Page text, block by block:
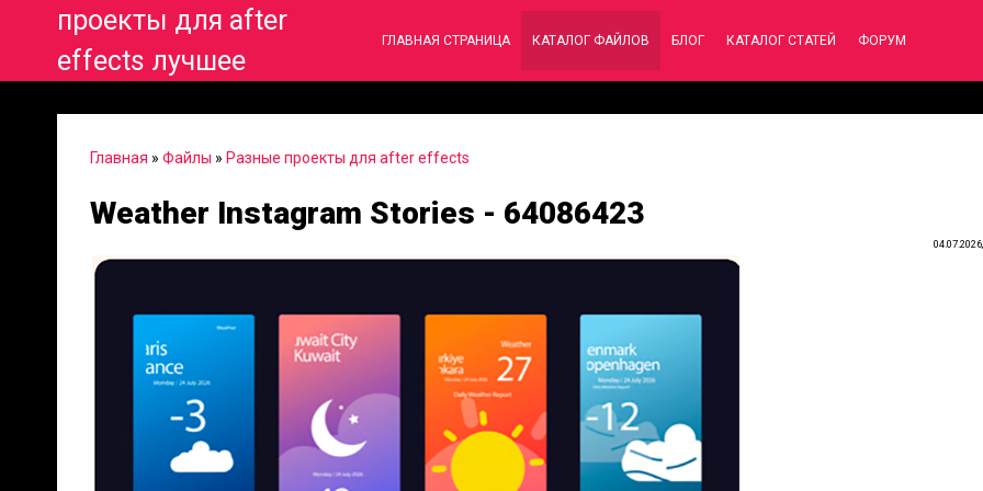
проекты для after
effects лучшее
ГЛАВНАЯ СТРАНИЦА КАТАЛОГ ФАЙЛОВ БЛОГ КАТАЛОГ СТАТЕЙ ФОРУМ
Главная » Файлы » Разные проекты для after effects
Weather Instagram Stories - 64086423